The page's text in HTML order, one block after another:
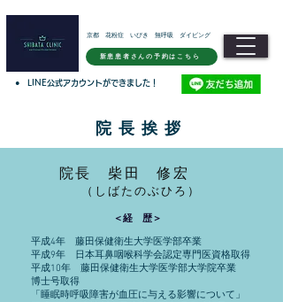
京都 花粉症 いびき 無呼吸 ダイビング
新患患者さんの予約はこちら
● LINE公式アカウントができました！
院 長 挨 拶
院長 柴田 修宏
（しばたのぶひろ）
＜経 歴＞
平成4年 藤田保健衛生大学医学部卒業
平成9年 日本耳鼻咽喉科学会認定専門医資格取得
平成10年 藤田保健衛生大学医学部大学院卒業
博士号取得
「睡眠時呼吸障害が血圧に与える影響について」